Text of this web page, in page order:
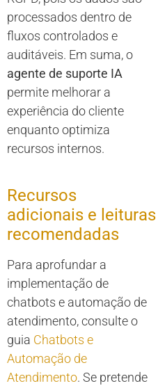
processados dentro de
fluxos controlados e
auditáveis. Em suma, o
agente de suporte IA
permite melhorar a
experiência do cliente
enquanto optimiza
recursos internos.
Recursos
adicionais e leituras
recomendadas
Para aprofundar a
implementação de
chatbots e automação de
atendimento, consulte o
guia Chatbots e
Automação de
Atendimento. Se pretende